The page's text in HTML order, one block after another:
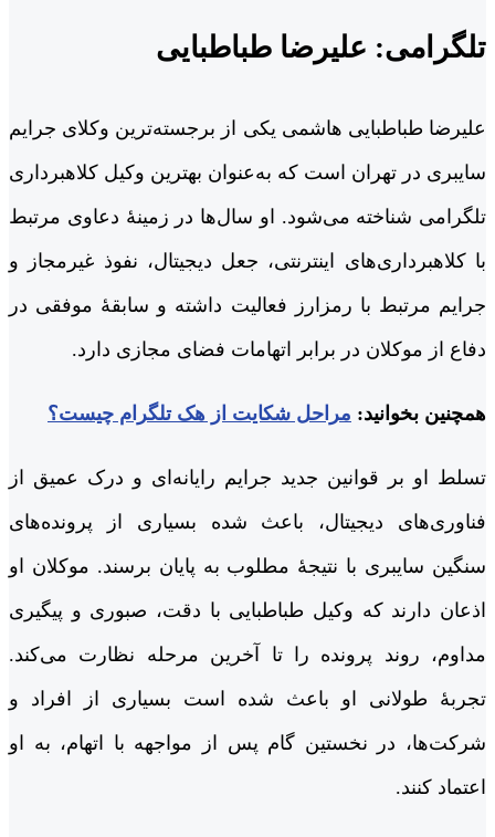
تلگرامی: علیرضا طباطبایی
علیرضا طباطبایی هاشمی یکی از برجسته‌ترین وکلای جرایم
سایبری در تهران است که به‌عنوان بهترین وکیل کلاهبرداری
تلگرامی شناخته می‌شود. او سال‌ها در زمینۀ دعاوی مرتبط
با کلاهبرداری‌های اینترنتی، جعل دیجیتال، نفوذ غیرمجاز و
جرایم مرتبط با رمزارز فعالیت داشته و سابقۀ موفقی در
دفاع از موکلان در برابر اتهامات فضای مجازی دارد.
همچنین بخوانید: مراحل شکایت از هک تلگرام چیست؟
تسلط او بر قوانین جدید جرایم رایانه‌ای و درک عمیق از
فناوری‌های دیجیتال، باعث شده بسیاری از پرونده‌های
سنگین سایبری با نتیجۀ مطلوب به پایان برسند. موکلان او
اذعان دارند که وکیل طباطبایی با دقت، صبوری و پیگیری
مداوم، روند پرونده را تا آخرین مرحله نظارت می‌کند.
تجربۀ طولانی او باعث شده است بسیاری از افراد و
شرکت‌ها، در نخستین گام پس از مواجهه با اتهام، به او
اعتماد کنند.